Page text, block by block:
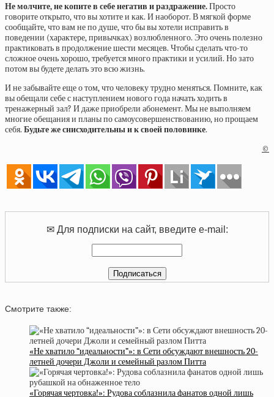
Не молчите, не копите в себе негатив и раздражение.Просто
говорите открыто, что вы хотите и как. И наоборот. В мягкой форме
сообщайте, что вам не по душе, что бы вы хотели исправить в
поведении (характере, привычках) возлюбленного. Это очень полезно
практиковать в продолжение шести месяцев. Чтобы сделать что-то
сложное очень хорошо, требуется много практики и усилий. Но зато
потом вы будете делать это всю жизнь.
И не забывайте еще о том, что человеку трудно меняться. Помните, как
вы обещали себе с наступлением нового года начать ходить в
тренажерный зал? И даже приобрели абонемент. Мы не выполняем
многие обещания и планы по самоусовершенствованию, но прощаем
себя. Будьте же снисходительны и к своей половинке.
©
✉ Для подписки на сайт, введите e-mail:
Смотрите также:
«Не хватило “идеальности”»: в Сети обсуждают внешность 20-
летней дочери Джоли и семейный разлом Питта
«Горячая чертовка!»: Рудова соблазнила фанатов одной лишь